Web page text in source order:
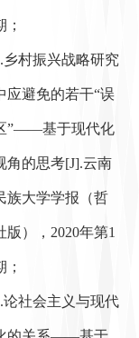
；
乡村振兴战略研究
应避免的若干“误
”——基于现代化
角的思考[J].云南
族大学学报（哲
版），2020年第1
；
论社会主义与现代